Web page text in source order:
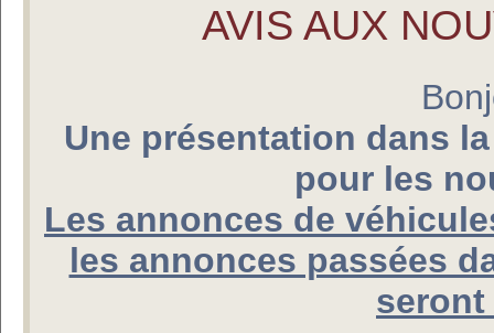
AVIS AUX
Une présentation dans
pour les
Les annonces de
les annonces passées
seront